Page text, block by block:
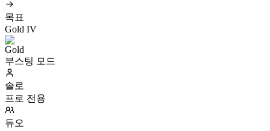
목표
Gold IV
부스팅 모드
솔로
프로 전용
듀오